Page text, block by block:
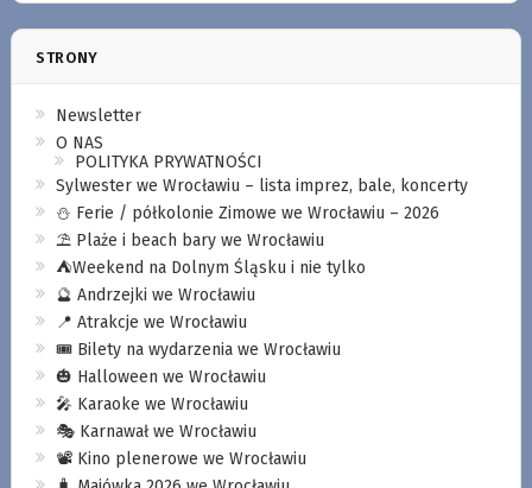
STRONY
Newsletter
O NAS
POLITYKA PRYWATNOŚCI
Sylwester we Wrocławiu – lista imprez, bale, koncerty
⛄️ Ferie / półkolonie Zimowe we Wrocławiu – 2026
⛱️ Plaże i beach bary we Wrocławiu
⛺️Weekend na Dolnym Śląsku i nie tylko
🔮 Andrzejki we Wrocławiu
📍 Atrakcje we Wrocławiu
🎟️ Bilety na wydarzenia we Wrocławiu
🎃 Halloween we Wrocławiu
🎤 Karaoke we Wrocławiu
🎭 Karnawał we Wrocławiu
📽️ Kino plenerowe we Wrocławiu